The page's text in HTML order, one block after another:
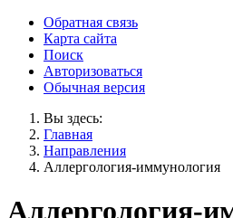
Обратная связь
Карта сайта
Поиск
Авторизоваться
Обычная версия
Вы здесь:
Главная
Направления
Аллергология-иммунология
Аллергология-